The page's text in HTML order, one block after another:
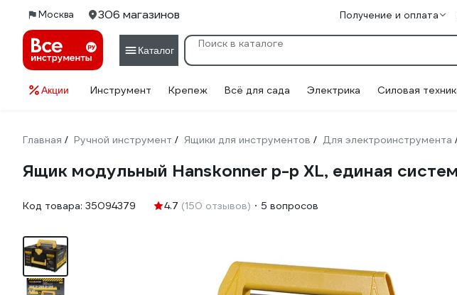
Москва 306 магазинов Получение и оплата
Каталог
Акции Инструмент Крепеж Всё для сада Электрика Силовая
Главная / Ручной инструмент / Ящики для инструментов / Для электроинструмента
Ящик модульный Hanskonner р-р XL, единая
Код товара: 35094379 4.7 (150 отзывов) 5 вопросов